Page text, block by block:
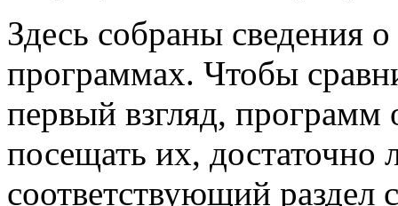
Здесь собраны сведения
программах. Чтобы
первый взгляд,
посещать их, достаточно
соответствующий раздел